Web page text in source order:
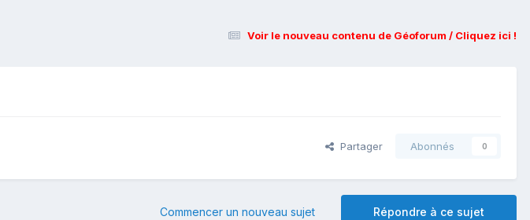
Voir le nouveau contenu de Géoforum / Cliquez ici !
Partager Abonnés 0
Répondre à ce sujet
Commencer un nouveau sujet